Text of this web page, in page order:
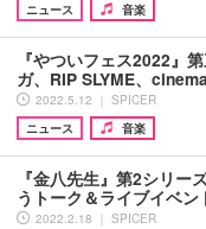
ニュース
音楽
『やついフェス2022』
ガ、RIP SLYME、
2022.5.12 ｜ SPICER
ニュース
音楽
『金八先生』第2シリー
うトーク＆ライブイベン
2022.2.18 ｜ SPICER